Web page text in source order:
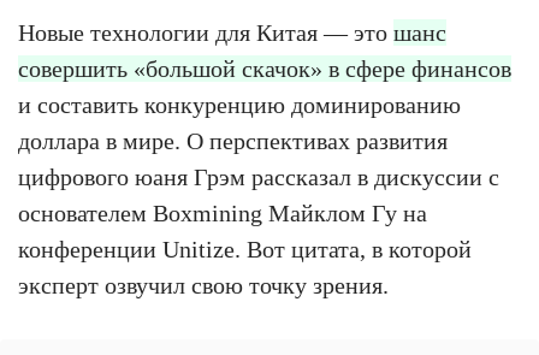
Новые технологии для Китая — это шанс
совершить «большой скачок» в сфере финансов
и составить конкуренцию доминированию
доллара в мире. О перспективах развития
цифрового юаня Грэм рассказал в дискуссии с
основателем Boxmining Майклом Гу на
конференции Unitize. Вот цитата, в которой
эксперт озвучил свою точку зрения.